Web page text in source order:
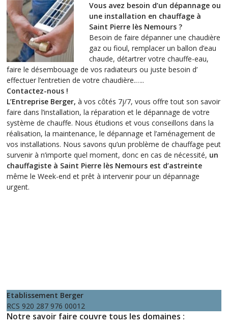
Vous avez besoin d’un dépannage ou
une installation en chauffage à
Saint Pierre lès Nemours ?
Besoin de faire dépanner une chaudière
gaz ou fioul, remplacer un ballon d’eau
chaude, détartrer votre chauffe-eau,
faire le désembouage de vos radiateurs ou juste besoin d’
effectuer l’entretien de votre chaudière.…..
Contactez-nous !
L’Entreprise Berger, à vos côtés 7j/7, vous offre tout son savoir
faire dans l’installation, la réparation et le dépannage de votre
système de chauffe. Nous étudions et vous conseillons dans la
réalisation, la maintenance, le dépannage et l’aménagement de
vos installations. Nous savons qu’un problème de chauffage peut
survenir à n’importe quel moment, donc en cas de nécessité, un
chauffagiste à Saint Pierre lès Nemours est d’astreinte
même le Week-end et prêt à intervenir pour un dépannage
urgent.
Etablissement Berger
RCS 920 287 976 00012
Notre savoir faire couvre tous les domaines :